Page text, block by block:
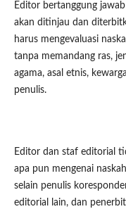
Editor bertanggung
akan ditinjau dan
harus mengevaluasi
tanpa memandang ras,
agama, asal etnis,
penulis.
Editor dan staf editorial
apa pun mengenai
selain penulis
editorial lain, dan